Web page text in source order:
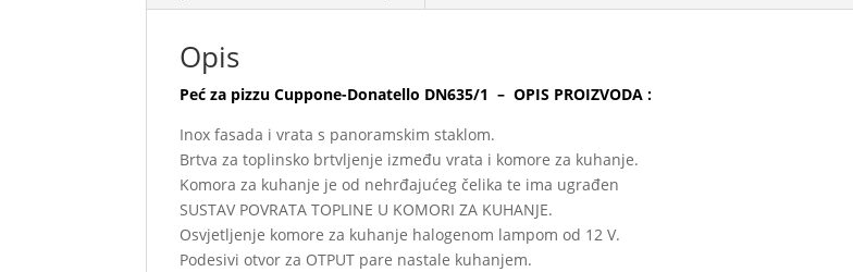
Opis
Peć za pizzu Cuppone-Donatello DN635/1 – OPIS PROIZVODA :
Inox fasada i vrata s panoramskim staklom.
Brtva za toplinsko brtvljenje između vrata i komore za kuhanje.
Komora za kuhanje je od nehrđajućeg čelika te ima ugrađen
SUSTAV POVRATA TOPLINE U KOMORI ZA KUHANJE.
Osvjetljenje komore za kuhanje halogenom lampom od 12 V.
Podesivi otvor za OTPUT pare nastale kuhanjem.